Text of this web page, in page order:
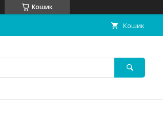
Кошик
Кошик